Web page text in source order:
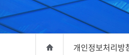
개인정보처리방